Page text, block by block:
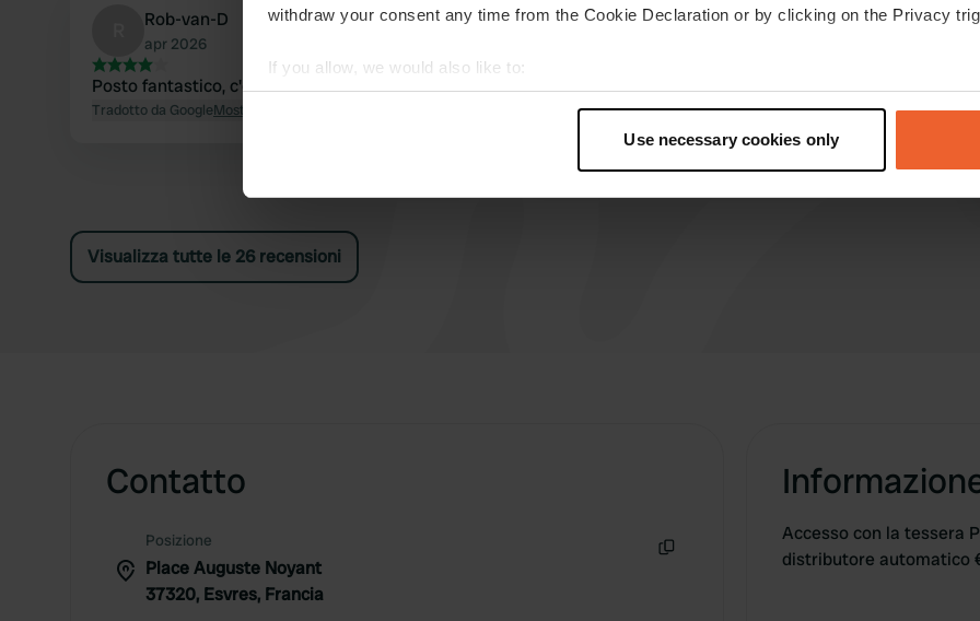
withdraw your consent any time from the Cookie Declaration or by clicking on the Privacy
If you allow, we would also like to:
Collect information about your geographical location which can be accurate to within
Find out more about how your personal data is processed and set your preferences in the
information about your use of our site with our social media, advertising and analytics
other information that you’ve provided to them or that they’ve collected from your use of their
Use necessary cookies only
Rob-van-D
apr 2026
Posto fantastico, c'è tutto
Tradotto da GoogleMostra originale
Fritz-Giggle
Adesso 15 €. Troppo caro.
Tradotto da GoogleMostra originale
Visualizza tutte le 26 recensioni
Contatto
Posizione
Place Auguste Noyant
37320, Esvres, Francia
Accesso con la tessera
distributore automatico